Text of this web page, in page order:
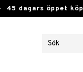
45 dagars öppet köp